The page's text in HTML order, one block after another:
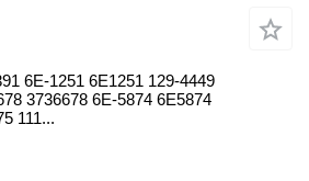
6E-1251 6E1251 129-4449
3736678 6E-5874 6E5874
111...